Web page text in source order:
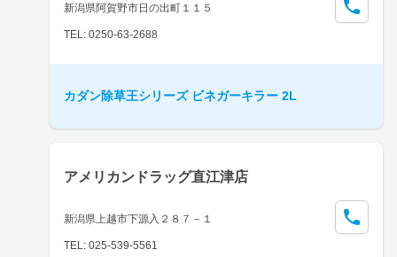
新潟県阿賀野市日の出町１１５
TEL: 0250-63-2688
カダン除草王シリーズ ビネガーキラー 2L
アメリカンドラッグ直江津店
新潟県上越市下源入２８７－１
TEL: 025-539-5561